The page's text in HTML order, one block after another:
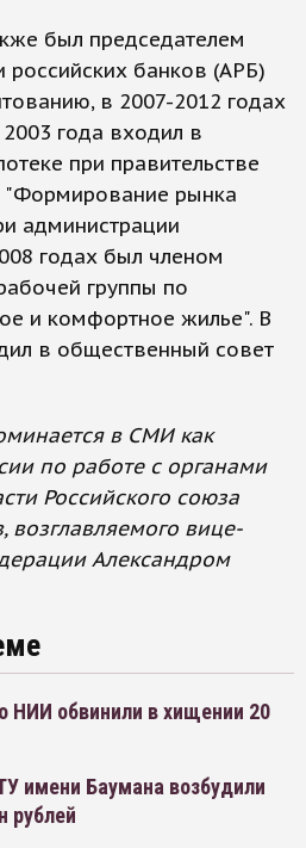
был председателем
российских банков (АРБ)
в 2007-2012 годах
года входил в
при правительстве
"Формирование рынка
администрации
годах был членом
группы по
и комфортное жилье". В
в общественный совет
в СМИ как
по работе с органами
Российского союза
возглавляемого вице-
Александром
НИИ обвинили в хищении 20
имени Баумана возбудили
рублей